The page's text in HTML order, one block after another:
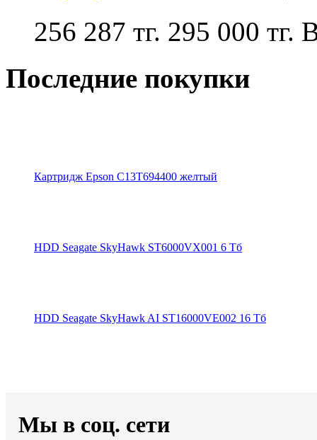
256 287 тг. 295 000 тг.
Последние покупки
Картридж Epson C13T694400 желтый
HDD Seagate SkyHawk ST6000VX001 6 Тб
HDD Seagate SkyHawk AI ST16000VE002 16 Тб
Мы в соц. сети